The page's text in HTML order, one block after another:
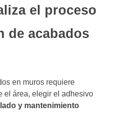
el proceso
de acabados
en muros requiere
el área, elegir el adhesivo
y mantenimiento